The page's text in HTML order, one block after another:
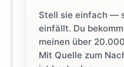
Stell sie einfach —
einfällt. Du
meinen über
Mit Quelle zum